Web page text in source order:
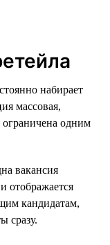
набирает
массовая,
ограничена одним
вакансия
отображается
кандидатам,
сразу.